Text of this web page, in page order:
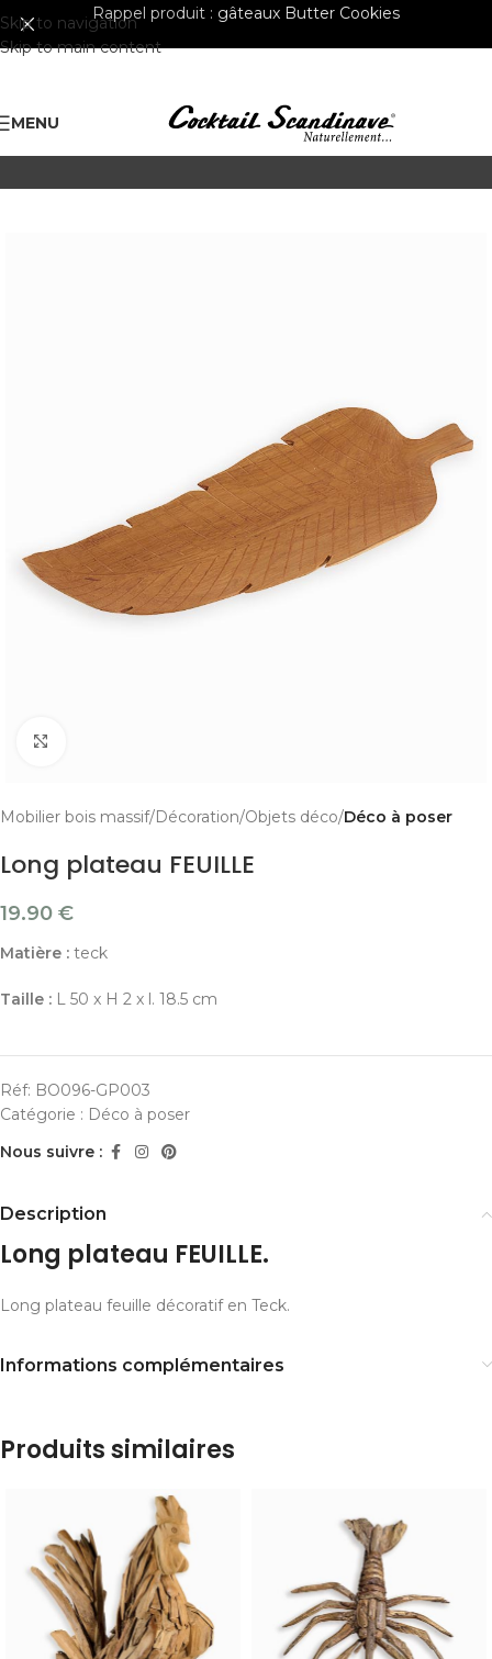
Skip to navigation
Skip to main content
Rappel produit : gâteaux Butter Cookies
MENU
Mobilier bois massif Décoration Objets déco Déco à poser
Long plateau FEUILLE
19.90 €
Matière : teck
Taille : L 50 x H 2 x l. 18.5 cm
Réf: BO096-GP003
Catégorie : Déco à poser
Nous suivre :
Description
Long plateau FEUILLE.
Long plateau feuille décoratif en Teck.
Informations complémentaires
Produits similaires